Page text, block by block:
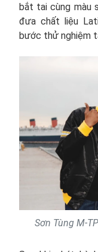
bắt tai cùng màu
đưa chất liệu
bước thử nghiệm
Sơn Tùng M-